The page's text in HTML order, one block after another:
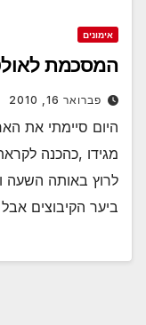
אימונים
המסכמת
פברואר 16, 2010
היום סיימתי את
לרוץ באותה השעה
ביער הקיבוצים